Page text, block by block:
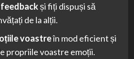
feedbackși fiți dispuși să
de la alții.
voastreîn mod eficient și
propriile voastre emoții.